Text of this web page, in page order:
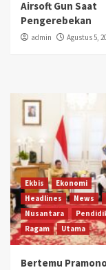
Airsoft Gun Saat
Pengerebekan
admin Agustus 5,
Ekbis
Ekonomi
Headlines
News
Nusantara
Ragam
Utama
Bertemu